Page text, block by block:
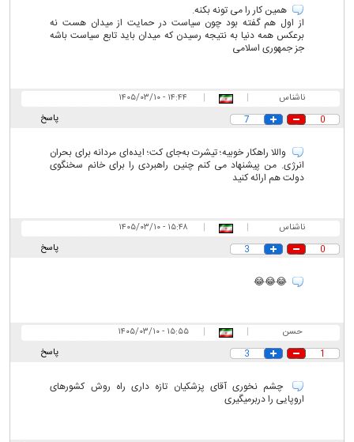
همین کار را می تونه بکنه.
از اول هم گفته بود چون سیاست در حمایت از میدان هست نه
برعکس همه دنیا به نتیجه رسیدن که میدان باید تابع سیاست باشه
جز جمهوری اسلامی
ناشناس |
|
۱۴:۴۴ - ۱۴۰۵/۰۳/۱۰
پاسخ
0
7
واللا راهکار خوبیه؛ تیشرت به‌جای کت؛ ایده‌ای مردانه برای بحران
انرژی. من پیشنهاد می کنم چنین راهبردی را برای خانم سخنگوی
دولت هم ارائه کنید
ناشناس |
|
۱۵:۴۸ - ۱۴۰۵/۰۳/۱۰
پاسخ
0
3
😂😂😂
حسن |
|
۱۵:۵۵ - ۱۴۰۵/۰۳/۱۰
پاسخ
1
3
چشم نخوری آقای پزشکیان تازه داری راه روش کشورهای
اروپایی را دربرمیگیری